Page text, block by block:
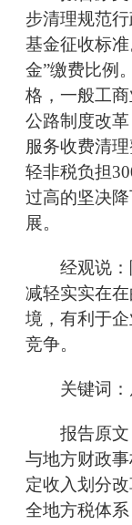
步清理规范
基金征收标
金”缴费比例
格，一般工
公路制度改
服务收费清
轻非税负担
过高的坚决
展。
经观说：
减轻实实在
境，有利于
竞争。
关键词：
报告原文
与地方财政
定收入划分
全地方税体